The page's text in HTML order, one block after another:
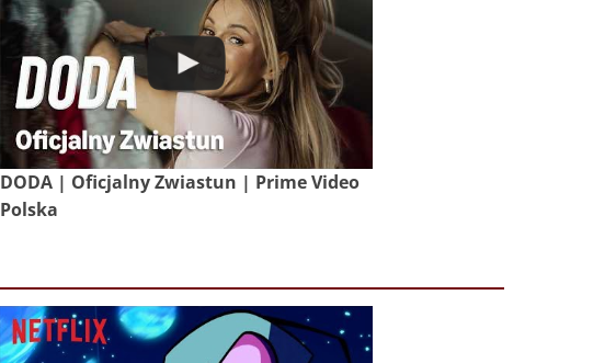
DODA | Oficjalny Zwiastun | Prime Video
Polska